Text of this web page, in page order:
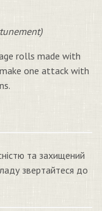
rolls made with
one attack with
та захищений
звертайтеся до